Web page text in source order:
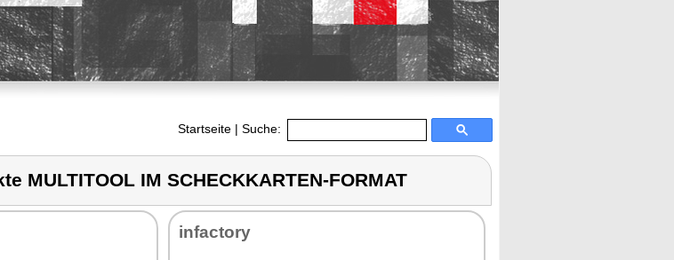
Startseite | Suche:
MULTITOOL IM SCHECKKARTEN-FORMAT
infactory